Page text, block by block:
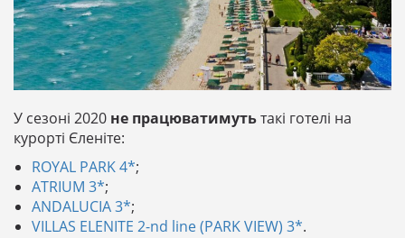
У сезоні 2020 не працюватимутьтакі готелі на
курорті Єленіте:
ROYAL PARK 4*;
ATRIUM 3*;
ANDALUCIA 3*;
VILLAS ELENITE 2-nd line (PARK VIEW) 3*.